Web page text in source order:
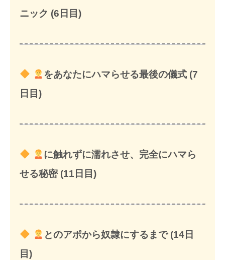
ニック (6日目)
をあなたにハマらせる最後の儀式 (7
日目)
に触れずに濡れさせ、完全にハマら
せる秘密 (11日目)
とのアポから奴隷にするまで (14日
目)